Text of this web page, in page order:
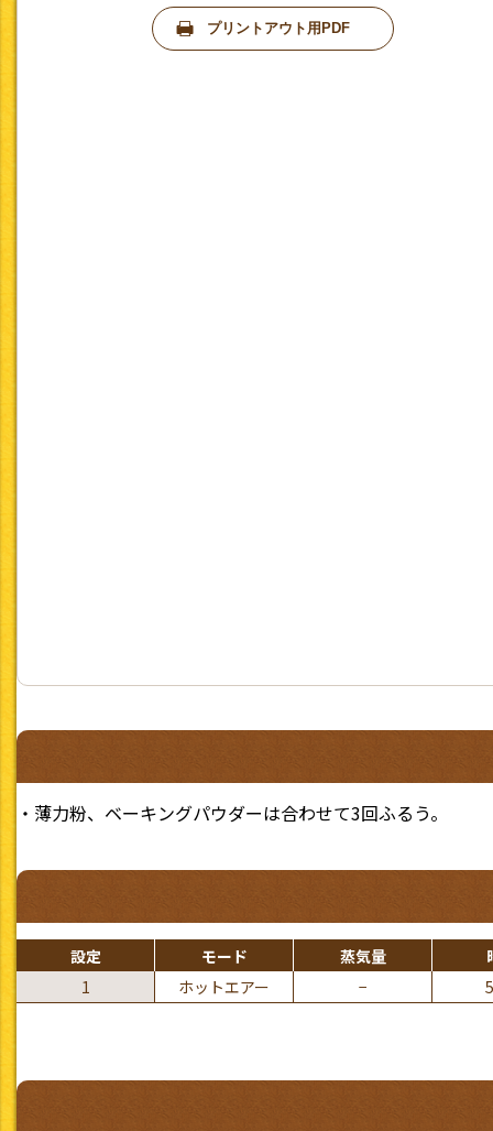
プリントアウト用PDF
・薄力粉、ベーキングパウダーは合わせて3回ふるう。
設定 モード 蒸気量
1
ホットエアー −